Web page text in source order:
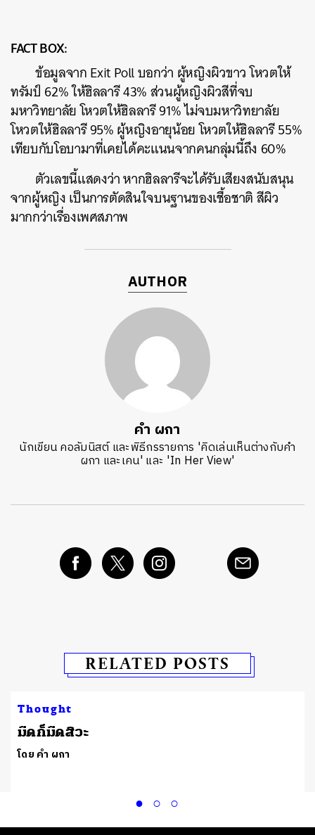
FACT BOX:
ข้อมูลจาก Exit Poll บอกว่า ผู้หญิงผิวขาว โหวตให้
ทรัมป์ 62% ให้ฮิลลารี 43% ส่วนผู้หญิงผิวสีที่จบ
มหาวิทยาลัย โหวตให้ฮิลลารี 91% ไม่จบมหาวิทยาลัย
โหวตให้ฮิลลารี 95% ผู้หญิงอายุน้อย โหวตให้ฮิลลารี 55%
เทียบกับโอบามาที่เคยได้คะแนนจากคนกลุ่มนี้ถึง 60%
ตัวเลขนี้แสดงว่า หากฮิลลารีจะได้รับเสียงสนับสนุน
จากผู้หญิง เป็นการตัดสินใจบนฐานของเชื้อชาติ สีผิว
มากกว่าเรื่องเพศสภาพ
AUTHOR
คำ ผกา
นักเขียน คอลัมนิสต์ และพิธีกรรายการ 'คิดเล่นเห็นต่างกับคำ
ผกา และเคน' และ 'In Her View'
RELATED POSTS
Thought
มืดก็มืดสิวะ
โดย คำ ผกา